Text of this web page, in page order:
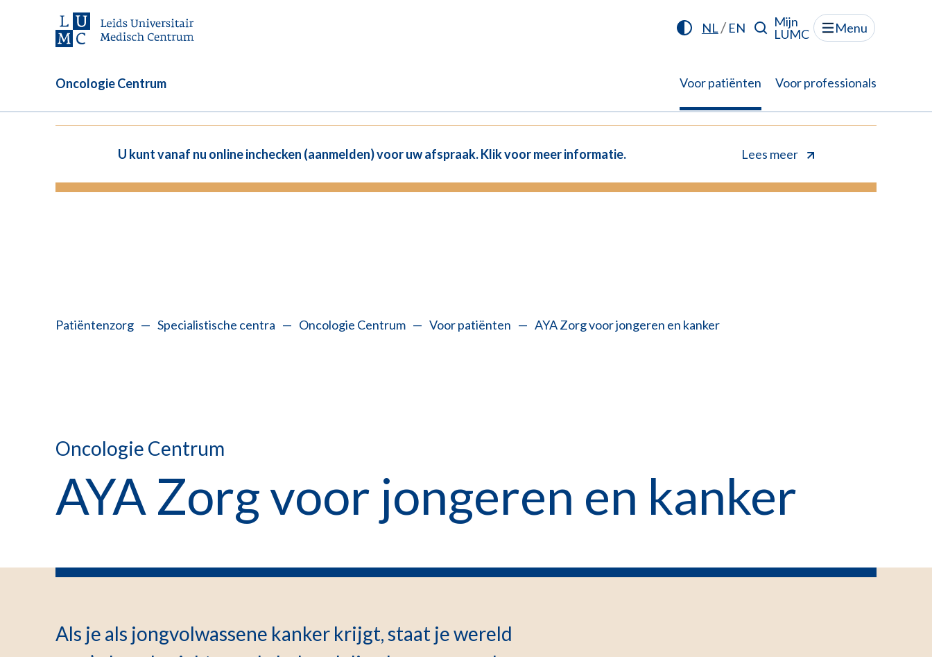
NL/ EN
Mijn
LUMC
Menu
Oncologie Centrum Voor patiënten Voor professionals
U kunt vanaf nu online inchecken (aanmelden) voor uw afspraak. Klik voor meer informatie. Lees meer
Patiëntenzorg — Specialistische centra — Oncologie Centrum — Voor patiënten — AYA Zorg voor jongeren en kanker
Oncologie Centrum
AYA Zorg voor jongeren en kanker
Als je als jongvolwassene kanker krijgt, staat je wereld